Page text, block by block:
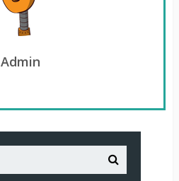
Admin